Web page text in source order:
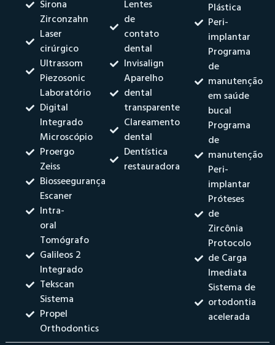
Sirona
Zirconzahn
Laser
cirúrgico
Ultrassom
Piezosonic
Laboratório
Digital
Integrado
Microscópio
Proergo
Zeiss
Biosseegurança
Escaner
Intra-
oral
Tomógrafo
Galileos 2
Integrado
Tekscan
Sistema
Propel
Orthodontics
Lentes
de
contato
dental
Invisalign
Aparelho
dental
transparente
Clareamento
dental
Dentística
restauradora
Plástica
Peri-
implantar
Programa
de
manutenção
em saúde
bucal
Programa
de
manutenção
Peri-
implantar
Próteses
de
Zircônia
Protocolo
de Carga
Imediata
Sistema de
ortodontia
acelerada